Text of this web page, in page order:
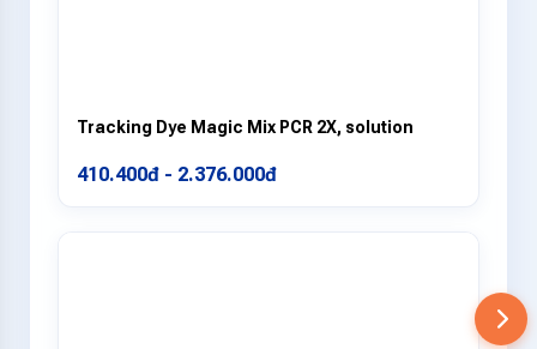
Tracking Dye Magic Mix PCR 2X, solution
410.400đ - 2.376.000đ